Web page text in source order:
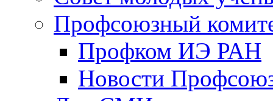
Профсоюзный
Профком ИЭ РАН
Новости